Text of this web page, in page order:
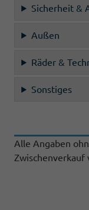
Sicherheit &
Außen
Räder &
Sonstiges
Alle Angaben
Zwischenverkauf